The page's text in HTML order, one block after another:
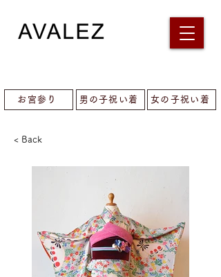
お宮参り 男の子祝い着 女の子祝い着
< Back